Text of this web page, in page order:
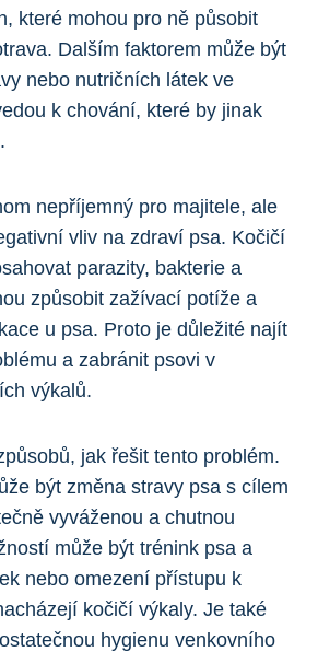
které mohou pro ně působit
Dalším faktorem může být
nebo nutričních látek ve
k chování, které by jinak
nepříjemný pro majitele, ale
vliv na zdraví psa. Kočičí
parazity, bakterie a
způsobit zažívací potíže a
u psa. Proto je důležité najít
a zabránit psovi v
výkalů.
jak řešit tento problém.
být změna stravy psa s cílem
vyváženou a chutnou
může být trénink psa a
nebo omezení přístupu k
kočičí výkaly. Je také
hygienu venkovního